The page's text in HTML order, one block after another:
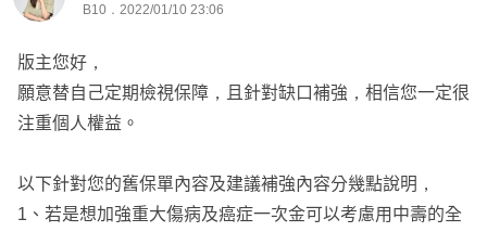
B10．2022/01/10 23:06
版主您好，
願意替自己定期檢視保障，且針對缺口補強，相信您一定很
注重個人權益。
以下針對您的舊保單內容及建議補強內容分幾點說明，
1、若是想加強重大傷病及癌症一次金可以考慮用中壽的全